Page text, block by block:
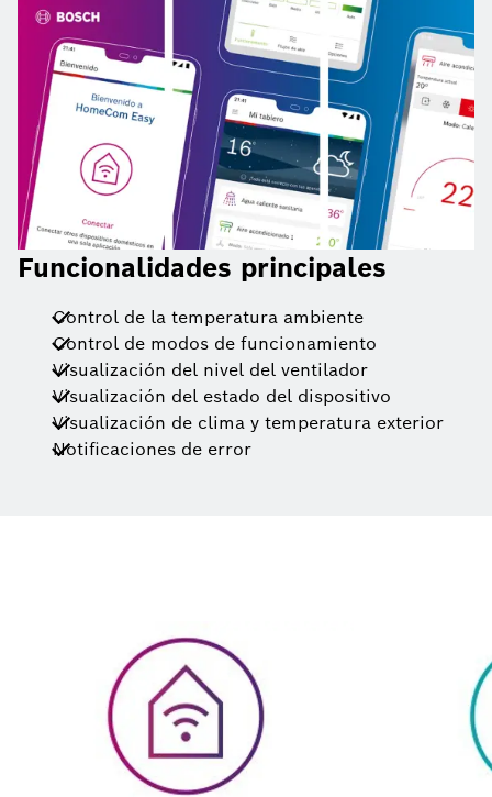
Funcionalidades principales
Control de la temperatura ambiente
Control de modos de funcionamiento
Visualización del nivel del ventilador
Visualización del estado del dispositivo
Visualización de clima y temperatura exterior
Notificaciones de error